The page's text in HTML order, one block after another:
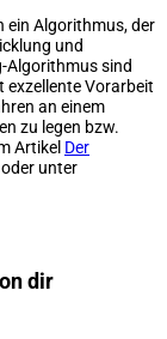
ein Algorithmus, der
und
Algorithmus sind
exzellente Vorarbeit
an einem
zu legen bzw.
Artikel Der
oder unter
dir